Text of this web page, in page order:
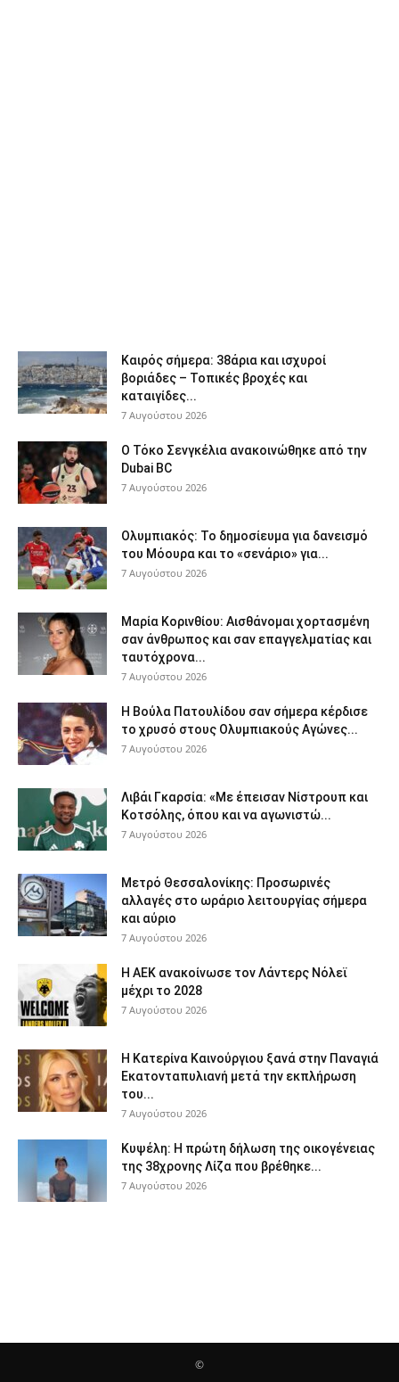
Καιρός σήμερα: 38άρια και ισχυροί
βοριάδες – Τοπικές βροχές και
καταιγίδες...
7 Αυγούστου 2026
Ο Τόκο Σενγκέλια ανακοινώθηκε από την
Dubai BC
7 Αυγούστου 2026
Ολυμπιακός: Το δημοσίευμα για δανεισμό
του Μόουρα και το «σενάριο» για...
7 Αυγούστου 2026
Μαρία Κορινθίου: Αισθάνομαι χορτασμένη
σαν άνθρωπος και σαν επαγγελματίας και
ταυτόχρονα...
7 Αυγούστου 2026
Η Βούλα Πατουλίδου σαν σήμερα κέρδισε
το χρυσό στους Ολυμπιακούς Αγώνες...
7 Αυγούστου 2026
Λιβάι Γκαρσία: «Με έπεισαν Νίστρουπ και
Κοτσόλης, όπου και να αγωνιστώ...
7 Αυγούστου 2026
Μετρό Θεσσαλονίκης: Προσωρινές
αλλαγές στο ωράριο λειτουργίας σήμερα
και αύριο
7 Αυγούστου 2026
Η ΑΕΚ ανακοίνωσε τον Λάντερς Νόλεϊ
μέχρι το 2028
7 Αυγούστου 2026
Η Κατερίνα Καινούργιου ξανά στην Παναγιά
Εκατονταπυλιανή μετά την εκπλήρωση
του...
7 Αυγούστου 2026
Κυψέλη: Η πρώτη δήλωση της οικογένειας
της 38χρονης Λίζα που βρέθηκε...
7 Αυγούστου 2026
©